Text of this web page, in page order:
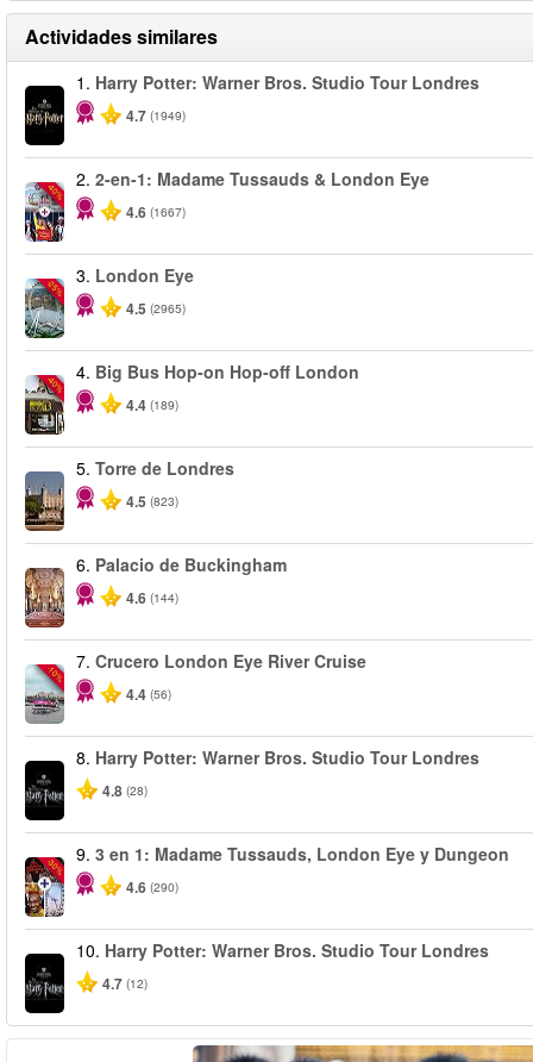
Actividades similares
1. Harry Potter: Warner Bros. Studio Tour Londres
4.7 (1949)
-40%
2. 2-en-1: Madame Tussauds & London Eye
4.6 (1667)
-25%
3. London Eye
4.5 (2965)
-40%
4. Big Bus Hop-on Hop-off London
4.4 (189)
5. Torre de Londres
4.5 (823)
6. Palacio de Buckingham
4.6 (144)
-10%
7. Crucero London Eye River Cruise
4.4 (56)
8. Harry Potter: Warner Bros. Studio Tour Londres
4.8 (28)
-30%
9. 3 en 1: Madame Tussauds, London Eye y Dungeon
4.6 (290)
10. Harry Potter: Warner Bros. Studio Tour Londres
4.7 (12)